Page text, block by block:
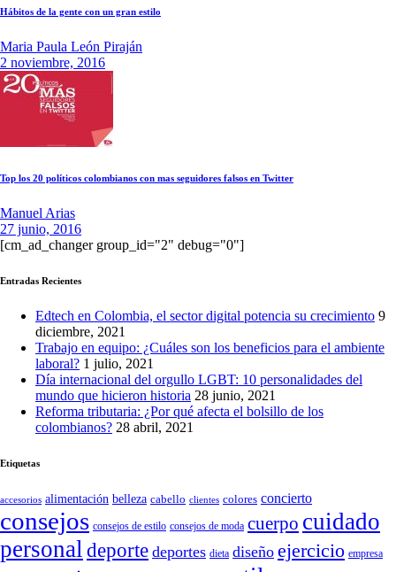
Hábitos de la gente con un gran estilo
Maria Paula León Piraján
2 noviembre, 2016
Top los 20 políticos colombianos con mas seguidores falsos en Twitter
Manuel Arias
27 junio, 2016
[cm_ad_changer group_id="2" debug="0"]
Entradas Recientes
Edtech en Colombia, el sector digital potencia su crecimiento 9
diciembre, 2021
Trabajo en equipo: ¿Cuáles son los beneficios para el ambiente
laboral? 1 julio, 2021
Día internacional del orgullo LGBT: 10 personalidades del
mundo que hicieron historia 28 junio, 2021
Reforma tributaria: ¿Por qué afecta el bolsillo de los
colombianos? 28 abril, 2021
Etiquetas
accesorios alimentación belleza cabello clientes colores concierto
consejos consejos de estilo consejos de moda cuerpo cuidado
personal deporte deportes dieta diseño ejercicio empresa